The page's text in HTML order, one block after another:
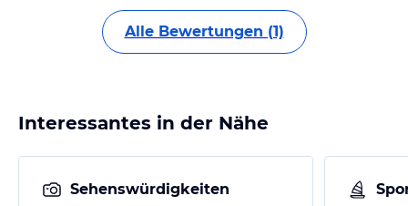
Alle Bewertungen (1)
Interessantes in der Nähe
Sehenswürdigkeiten